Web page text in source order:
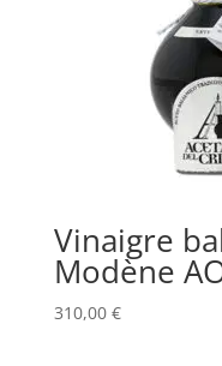
Vinaigre
Modène
310,00 €